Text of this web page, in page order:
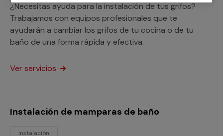
¿Necesitas ayuda para la instalación de tus grifos?
Trabajamos con equipos profesionales que te
ayudarán a cambiar los grifos de tu cocina o de tu
baño de una forma rápida y efectiva.
Ver servicios
Instalación de mamparas de baño
Instalación